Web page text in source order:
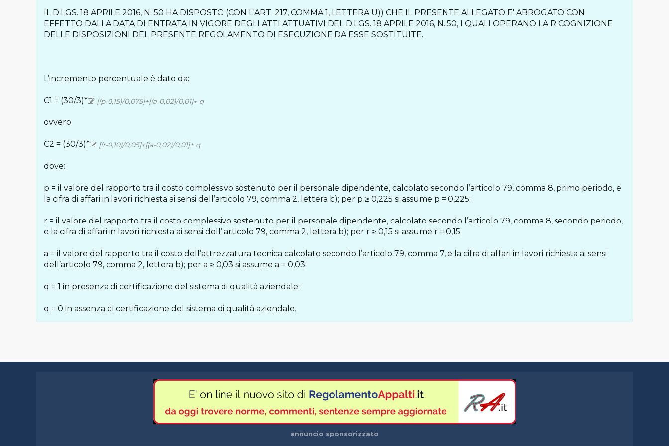
IL D.LGS. 18 APRILE 2016, N. 50 HA DISPOSTO (CON L'ART. 217, COMMA 1, LETTERA U)) CHE IL PRESENTE ALLEGATO E' ABROGATO CON
EFFETTO DALLA DATA DI ENTRATA IN VIGORE DEGLI ATTI ATTUATIVI DEL D.LGS. 18 APRILE 2016, N. 50, I QUALI OPERANO LA RICOGNIZIONE
DELLE DISPOSIZIONI DEL PRESENTE REGOLAMENTO DI ESECUZIONE DA ESSE SOSTITUITE.
L’incremento percentuale è dato da:
C1 = (30/3)* [(p-0,15)/0,075]+[(a-0,02)/0,01]+ q
ovvero
C2 = (30/3)* [(r-0,10)/0,05]+[(a-0,02)/0,01]+ q
dove:
p = il valore del rapporto tra il costo complessivo sostenuto per il personale dipendente, calcolato secondo l’articolo 79, comma 8, primo periodo, e
la cifra di affari in lavori richiesta ai sensi dell’articolo 79, comma 2, lettera b); per p ≥ 0,225 si assume p = 0,225;
r = il valore del rapporto tra il costo complessivo sostenuto per il personale dipendente, calcolato secondo l’articolo 79, comma 8, secondo periodo,
e la cifra di affari in lavori richiesta ai sensi dell’ articolo 79, comma 2, lettera b); per r ≥ 0,15 si assume r = 0,15;
a = il valore del rapporto tra il costo dell’attrezzatura tecnica calcolato secondo l’articolo 79, comma 7, e la cifra di affari in lavori richiesta ai sensi
dell’articolo 79, comma 2, lettera b); per a ≥ 0,03 si assume a = 0,03;
q = 1 in presenza di certificazione del sistema di qualità aziendale;
q = 0 in assenza di certificazione del sistema di qualità aziendale.
annuncio sponsorizzato